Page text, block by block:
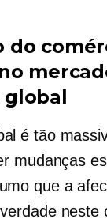
do
global
é tão
mudanças
que a
neste